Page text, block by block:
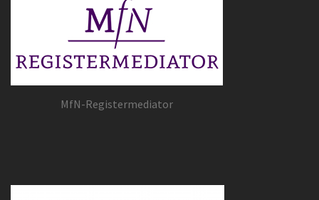
MfN-Registermediator